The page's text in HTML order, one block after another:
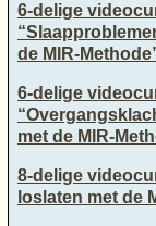
6-delige
de MIR-
6-delige
met de MIR-
8-delige
loslaten met de